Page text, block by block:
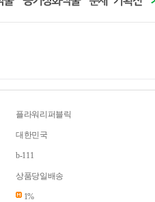
플라워리퍼블릭
대한민국
b-111
상품당일배송
1%